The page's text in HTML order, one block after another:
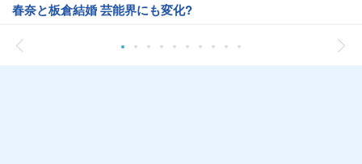
春奈と板倉結婚 芸能界にも変化?